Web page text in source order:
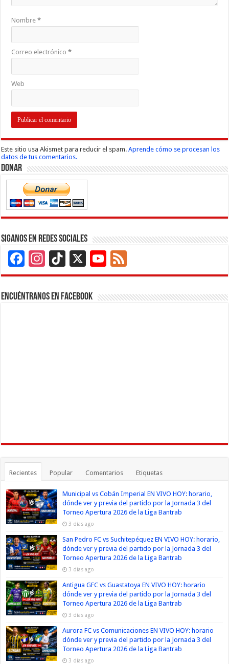
Nombre*
Correo electrónico*
Web
Este sitio usa Akismet para reducir el spam.Aprende cómo se procesan los
datos de tus comentarios.
Donar
Siganos en Redes Sociales
Facebook
Instagram
TikTok
X
YouTube
Channel
Encuéntranos en Facebook
Recientes Popular Comentarios Etiquetas
Municipal vs Cobán Imperial EN VIVO HOY: horario,
dónde ver y previa del partido por la Jornada 3 del
Torneo Apertura 2026 de la Liga Bantrab
3 días ago
San Pedro FC vs Suchitepéquez EN VIVO HOY: horario,
dónde ver y previa del partido por la Jornada 3 del
Torneo Apertura 2026 de la Liga Bantrab
3 días ago
Antigua GFC vs Guastatoya EN VIVO HOY: horario
dónde ver y previa del partido por la Jornada 3 del
Torneo Apertura 2026 de la Liga Bantrab
3 días ago
Aurora FC vs Comunicaciones EN VIVO HOY: horario
dónde ver y previa del partido por la Jornada 3 del
Torneo Apertura 2026 de la Liga Bantrab
3 días ago